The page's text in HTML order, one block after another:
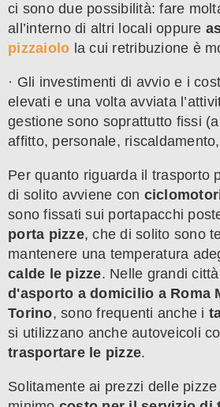
ci sono due possibilità: fare
all’interno di altri locali oppure
pizzaiolo la cui retribuzione è
· Gli investimenti di avvio e i
elevati e una volta avviata
gestione sono soprattutto fissi
affitto, personale,
Per quanto riguarda il trasporto
di solito avviene con
sono fissati sui portapacchi
porta pizze, che di solito sono
mantenere una temperatura
calde le pizze. Nelle grandi
d'asporto a domicilio a Roma
Torino, sono frequenti anche i
si utilizzano anche autoveicoli
trasportare le pizze.
Solitamente ai prezzi delle